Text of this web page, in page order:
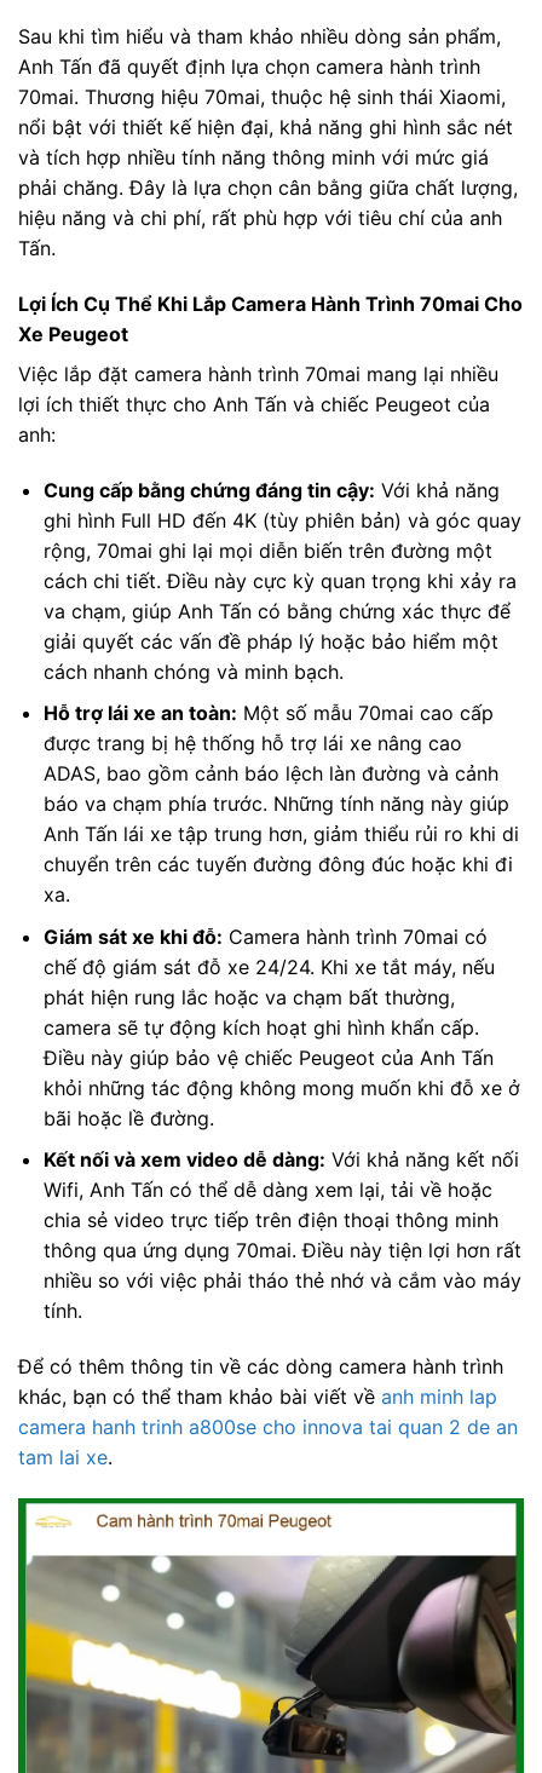
Sau khi tìm hiểu và tham khảo nhiều dòng sản phẩm,
Anh Tấn đã quyết định lựa chọn camera hành trình
70mai. Thương hiệu 70mai, thuộc hệ sinh thái Xiaomi,
nổi bật với thiết kế hiện đại, khả năng ghi hình sắc nét
và tích hợp nhiều tính năng thông minh với mức giá
phải chăng. Đây là lựa chọn cân bằng giữa chất lượng,
hiệu năng và chi phí, rất phù hợp với tiêu chí của anh
Tấn.
Lợi Ích Cụ Thể Khi Lắp Camera Hành Trình 70mai Cho
Xe Peugeot
Việc lắp đặt camera hành trình 70mai mang lại nhiều
lợi ích thiết thực cho Anh Tấn và chiếc Peugeot của
anh:
Cung cấp bằng chứng đáng tin cậy: Với khả năng
ghi hình Full HD đến 4K (tùy phiên bản) và góc quay
rộng, 70mai ghi lại mọi diễn biến trên đường một
cách chi tiết. Điều này cực kỳ quan trọng khi xảy ra
va chạm, giúp Anh Tấn có bằng chứng xác thực để
giải quyết các vấn đề pháp lý hoặc bảo hiểm một
cách nhanh chóng và minh bạch.
Hỗ trợ lái xe an toàn: Một số mẫu 70mai cao cấp
được trang bị hệ thống hỗ trợ lái xe nâng cao
ADAS, bao gồm cảnh báo lệch làn đường và cảnh
báo va chạm phía trước. Những tính năng này giúp
Anh Tấn lái xe tập trung hơn, giảm thiểu rủi ro khi di
chuyển trên các tuyến đường đông đúc hoặc khi đi
xa.
Giám sát xe khi đỗ: Camera hành trình 70mai có
chế độ giám sát đỗ xe 24/24. Khi xe tắt máy, nếu
phát hiện rung lắc hoặc va chạm bất thường,
camera sẽ tự động kích hoạt ghi hình khẩn cấp.
Điều này giúp bảo vệ chiếc Peugeot của Anh Tấn
khỏi những tác động không mong muốn khi đỗ xe ở
bãi hoặc lề đường.
Kết nối và xem video dễ dàng: Với khả năng kết nối
Wifi, Anh Tấn có thể dễ dàng xem lại, tải về hoặc
chia sẻ video trực tiếp trên điện thoại thông minh
thông qua ứng dụng 70mai. Điều này tiện lợi hơn rất
nhiều so với việc phải tháo thẻ nhớ và cắm vào máy
tính.
Để có thêm thông tin về các dòng camera hành trình
khác, bạn có thể tham khảo bài viết về anh minh lap
camera hanh trinh a800se cho innova tai quan 2 de an
tam lai xe.